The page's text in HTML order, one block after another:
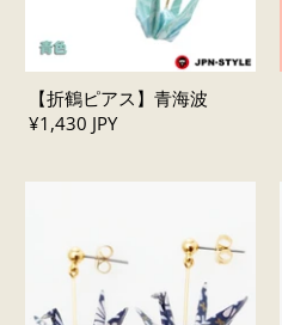
【折鶴ピアス】青海波
¥1,430 JPY